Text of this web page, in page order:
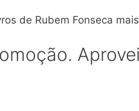
de Rubem Fonseca